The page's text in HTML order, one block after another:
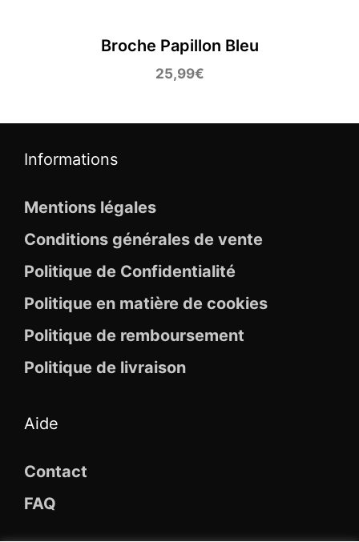
Broche Papillon Bleu
25,99€
Informations
Mentions légales
Conditions générales de vente
Politique de Confidentialité
Politique en matière de cookies
Politique de remboursement
Politique de livraison
Aide
Contact
FAQ